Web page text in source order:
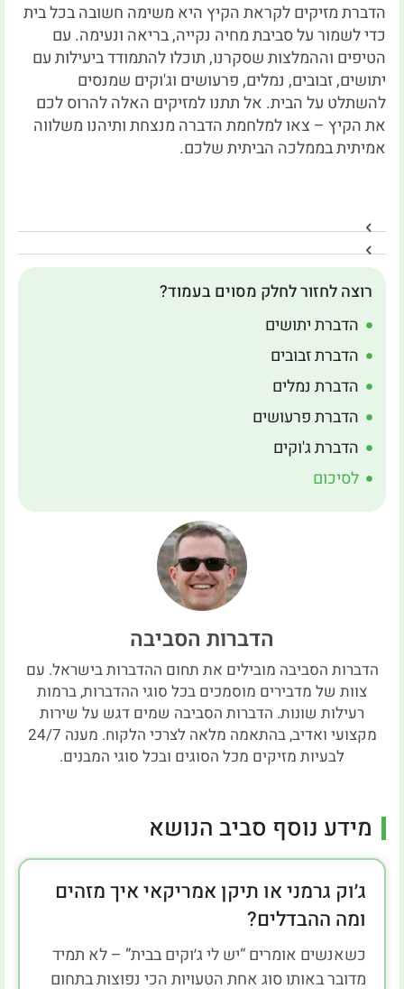
הדברת מזיקים לקראת הקיץ היא משימה חשובה בכל בית
כדי לשמור על סביבת מחיה נקייה, בריאה ונעימה. עם
הטיפים וההמלצות שסקרנו, תוכלו להתמודד ביעילות עם
יתושים, זבובים, נמלים, פרעושים וג'וקים שמנסים
להשתלט על הבית. אל תתנו למזיקים האלה להרוס לכם
את הקיץ – צאו למלחמת הדברה מנצחת ותיהנו משלווה
אמיתית בממלכה הביתית שלכם.
רוצה לחזור לחלק מסוים בעמוד?
הדברת יתושים
הדברת זבובים
הדברת נמלים
הדברת פרעושים
הדברת ג'וקים
לסיכום
הדברות הסביבה
הדברות הסביבה מובילים את תחום ההדברות בישראל. עם
צוות של מדבירים מוסמכים בכל סוגי ההדברות, ברמות
רעילות שונות. הדברות הסביבה שמים דגש על שירות
מקצועי ואדיב, בהתאמה מלאה לצרכי הלקוח. מענה 24/7
לבעיות מזיקים מכל הסוגים ובכל סוגי המבנים.
מידע נוסף סביב הנושא
ג׳וק גרמני או תיקן אמריקאי איך מזהים
ומה ההבדלים?
כשאנשים אומרים “יש לי ג׳וקים בבית” – לא תמיד
מדובר באותו סוג אחת הטעויות הכי נפוצות בתחום